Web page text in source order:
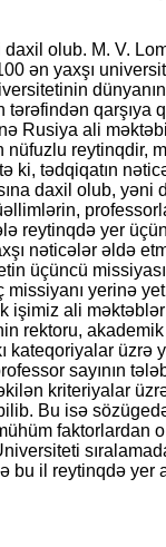
olub. M. V.
ən yaxşı
tərəfindən
Rusiya ali
reytinqdir,
ki, tədqiqatın
daxil olub, yəni
reytinqdə yer
nəticələr əldə
üçüncü
yerinə
işimiz ali
rektoru,
kateqoriyalar üzrə
sayının
kriteriyalar
Bu isə
faktorlardan
bu il reytinqdə yer